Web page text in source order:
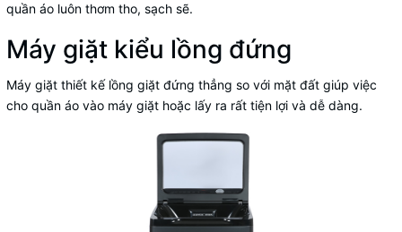
quần áo luôn thơm tho, sạch sẽ.
Máy giặt kiểu lồng đứng
Máy giặt thiết kế lồng giặt đứng thẳng so với mặt đất giúp việc
cho quần áo vào máy giặt hoặc lấy ra rất tiện lợi và dễ dàng.